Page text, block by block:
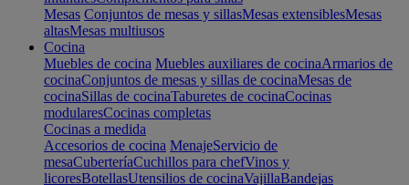
Mesas Conjuntos de mesas y sillasMesas extensiblesMesas
altasMesas multiusos
Cocina
Muebles de cocina Muebles auxiliares de cocinaArmarios de
cocinaConjuntos de mesas y sillas de cocinaMesas de
cocinaSillas de cocinaTaburetes de cocinaCocinas
modularesCocinas completas
Cocinas a medida
Accesorios de cocina MenajeServicio de
mesaCuberteríaCuchillos para chefVinos y
licoresBotellasUtensilios de cocinaVajillaBandejas